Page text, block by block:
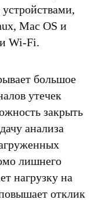
Mac OS и
Wi-Fi.
большое
утечек
закрыть
анализа
лишнего
нагрузку на
отклик